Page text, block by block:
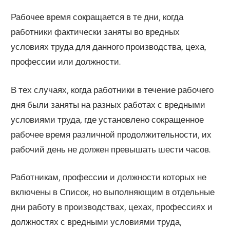
Рабочее время сокращается в те дни, когда
работники фактически заняты во вредных
условиях труда для данного производства, цеха,
профессии или должности.
В тех случаях, когда работники в течение рабочего
дня были заняты на разных работах с вредными
условиями труда, где установлено сокращенное
рабочее время различной продолжительности, их
рабочий день не должен превышать шести часов.
Работникам, профессии и должности которых не
включены в Список, но выполняющим в отдельные
дни работу в производствах, цехах, профессиях и
должностях с вредными условиями труда,